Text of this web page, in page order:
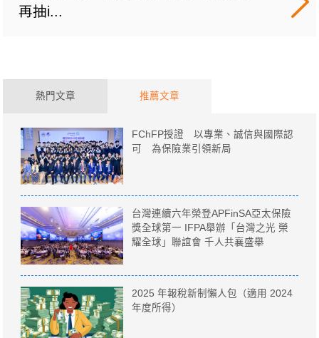
再抽i...
熱門文章 推薦文章
FChFP授證 以專業、誠信與國際認
可 為保險業引領新局
台灣連續六年榮登APFinSA亞太保險
獎全球第一 IFPA舉辦「台灣之光 榮
耀全球」聯誼會 千人共襄盛舉
2025 年報稅新制懶人包（適用 2024
年度所得）